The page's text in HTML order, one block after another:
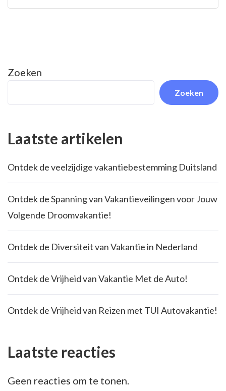
Zoeken
Zoeken
Laatste artikelen
Ontdek de veelzijdige vakantiebestemming Duitsland
Ontdek de Spanning van Vakantieveilingen voor Jouw
Volgende Droomvakantie!
Ontdek de Diversiteit van Vakantie in Nederland
Ontdek de Vrijheid van Vakantie Met de Auto!
Ontdek de Vrijheid van Reizen met TUI Autovakantie!
Laatste reacties
Geen reacties om te tonen.